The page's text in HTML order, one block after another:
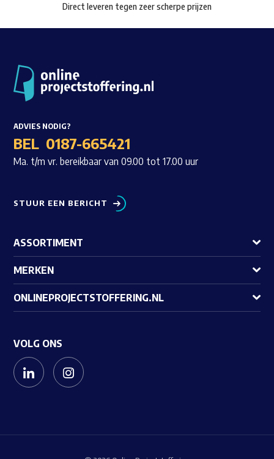
Direct leveren tegen zeer scherpe prijzen
ADVIES NODIG?
BEL 0187-665421
Ma. t/m vr. bereikbaar van 09.00 tot 17.00 uur
STUUR EEN BERICHT
ASSORTIMENT
MERKEN
ONLINEPROJECTSTOFFERING.NL
VOLG ONS